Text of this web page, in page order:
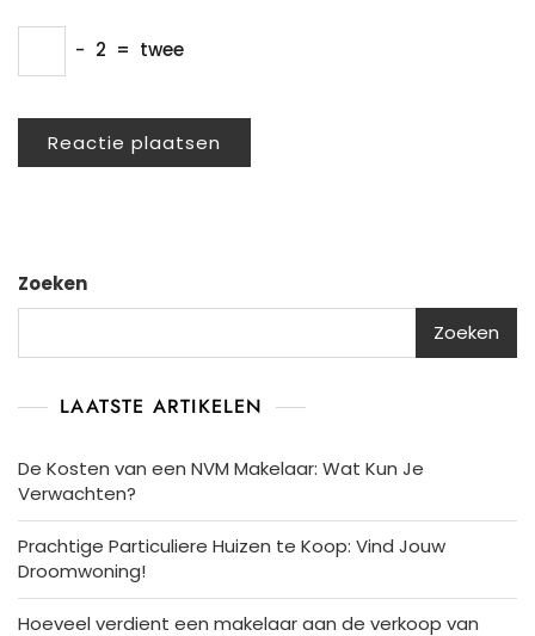
− 2 = twee
Zoeken
Zoeken
LAATSTE ARTIKELEN
De Kosten van een NVM Makelaar: Wat Kun Je
Verwachten?
Prachtige Particuliere Huizen te Koop: Vind Jouw
Droomwoning!
Hoeveel verdient een makelaar aan de verkoop van